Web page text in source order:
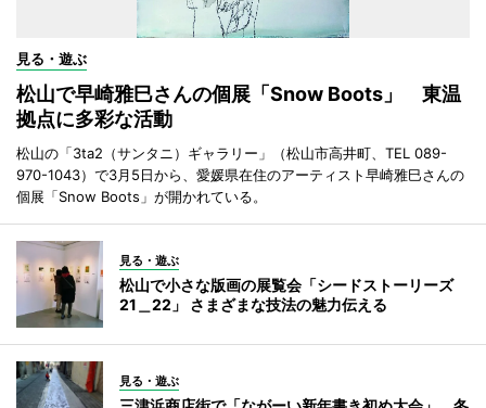
見る・遊ぶ
松山で早崎雅巳さんの個展「Snow Boots」 東温
拠点に多彩な活動
松山の「3ta2（サンタニ）ギャラリー」（松山市高井町、TEL 089-
970-1043）で3月5日から、愛媛県在住のアーティスト早崎雅巳さんの
個展「Snow Boots」が開かれている。
見る・遊ぶ
松山で小さな版画の展覧会「シードストーリーズ
21＿22」 さまざまな技法の魅力伝える
見る・遊ぶ